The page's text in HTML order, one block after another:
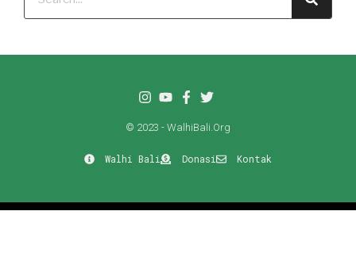
© 2023 - WalhiBali.Org
Walhi Bali Donasi Kontak